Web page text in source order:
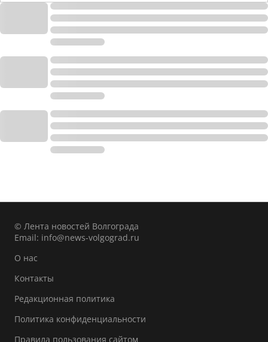
© Лента новостей Волгограда
Email: info@news-volgograd.ru
О нас
Контакты
Редакционная политика
Политика конфиденциальности
Правила пользования сайтом